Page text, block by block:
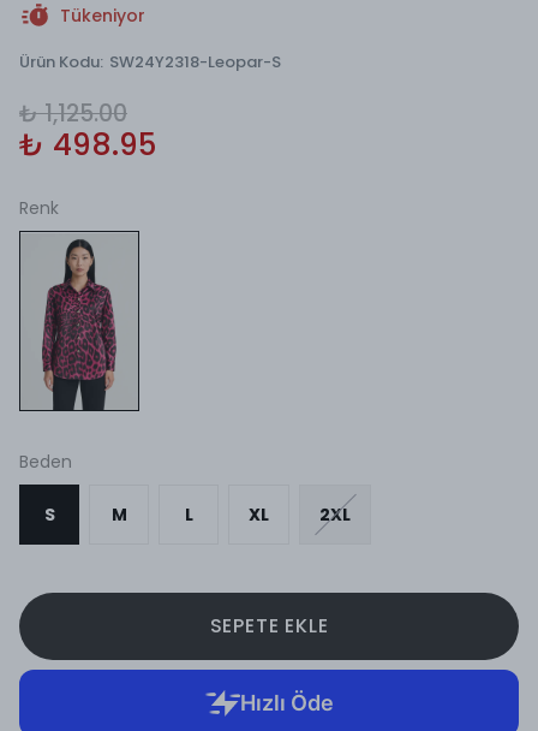
Tükeniyor
Ürün Kodu: SW24Y2318-Leopar-S
₺ 1,125.00
₺ 498.95
Renk
Beden
S M L XL 2XL
SEPETE EKLE